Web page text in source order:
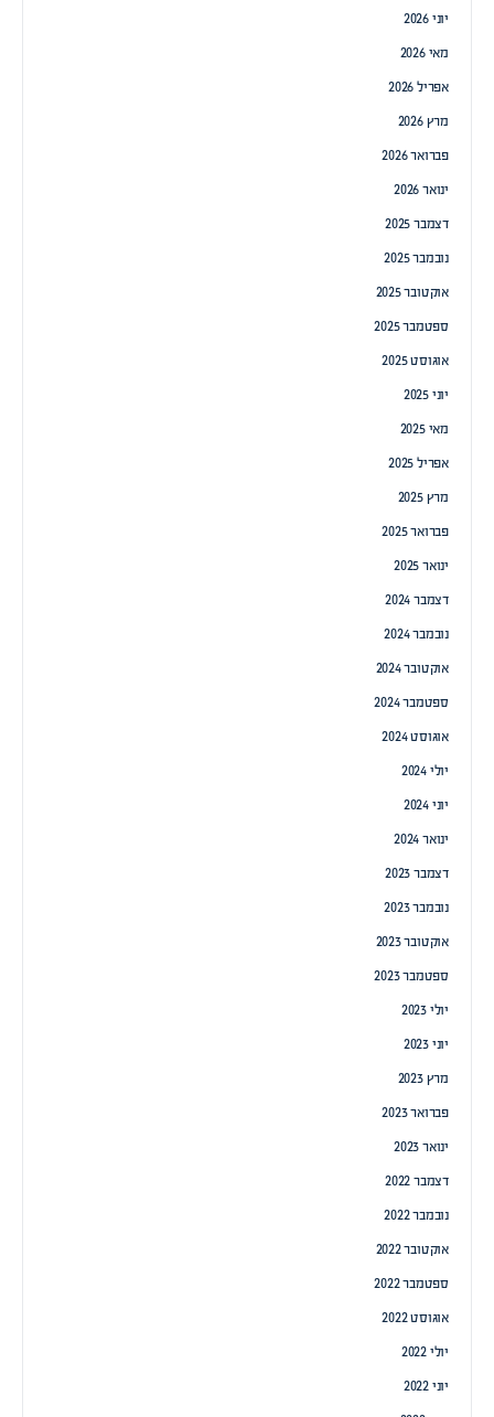
יוני 2026
מאי 2026
אפריל 2026
מרץ 2026
פברואר 2026
ינואר 2026
דצמבר 2025
נובמבר 2025
אוקטובר 2025
ספטמבר 2025
אוגוסט 2025
יוני 2025
מאי 2025
אפריל 2025
מרץ 2025
פברואר 2025
ינואר 2025
דצמבר 2024
נובמבר 2024
אוקטובר 2024
ספטמבר 2024
אוגוסט 2024
יולי 2024
יוני 2024
ינואר 2024
דצמבר 2023
נובמבר 2023
אוקטובר 2023
ספטמבר 2023
יולי 2023
יוני 2023
מרץ 2023
פברואר 2023
ינואר 2023
דצמבר 2022
נובמבר 2022
אוקטובר 2022
ספטמבר 2022
אוגוסט 2022
יולי 2022
יוני 2022